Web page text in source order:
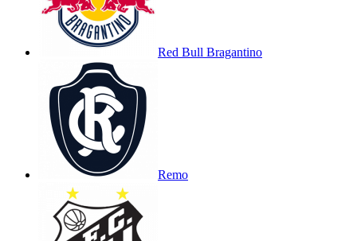
Red Bull Bragantino
Remo